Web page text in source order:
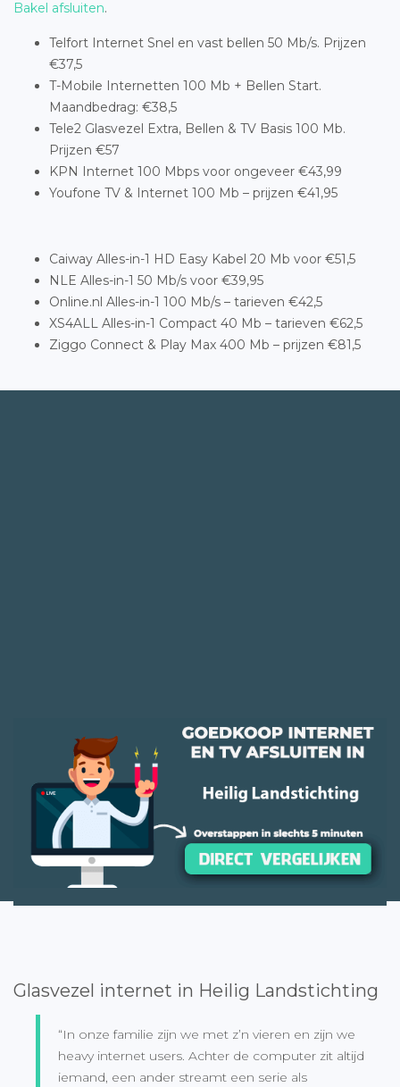
Bakel afsluiten.
Telfort Internet Snel en vast bellen 50 Mb/s. Prijzen
€37,5
T-Mobile Internetten 100 Mb + Bellen Start.
Maandbedrag: €38,5
Tele2 Glasvezel Extra, Bellen & TV Basis 100 Mb.
Prijzen €57
KPN Internet 100 Mbps voor ongeveer €43,99
Youfone TV & Internet 100 Mb – prijzen €41,95
Caiway Alles-in-1 HD Easy Kabel 20 Mb voor €51,5
NLE Alles-in-1 50 Mb/s voor €39,95
Online.nl Alles-in-1 100 Mb/s – tarieven €42,5
XS4ALL Alles-in-1 Compact 40 Mb – tarieven €62,5
Ziggo Connect & Play Max 400 Mb – prijzen €81,5
Glasvezel internet in Heilig Landstichting
“In onze familie zijn we met z’n vieren en zijn we
heavy internet users. Achter de computer zit altijd
iemand, een ander streamt een serie als